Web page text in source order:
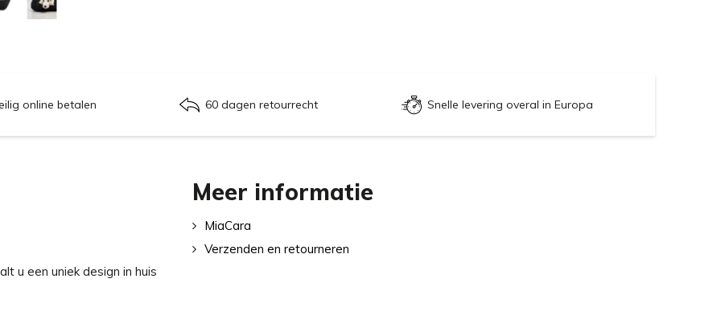
online betalen 60 dagen retourrecht Snelle levering overal in Europa
u een uniek design in huis
Meer informatie
MiaCara
Verzenden en retourneren